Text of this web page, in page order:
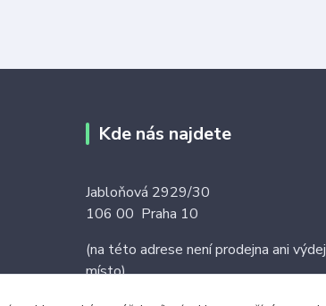
Kde nás najdete
Jabloňová 2929/30
106 00 Praha 10
(na této adrese není prodejna ani
místo)